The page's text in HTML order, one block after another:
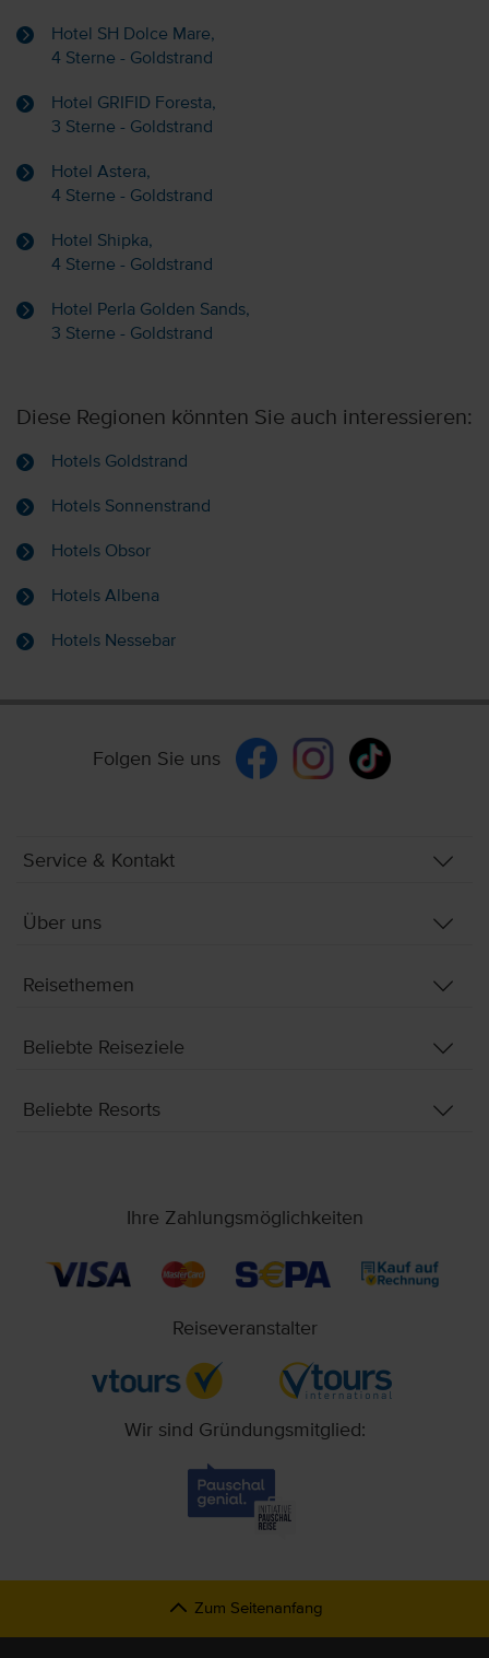
Hotel SH Dolce Mare,
4 Sterne - Goldstrand
Hotel GRIFID Foresta,
3 Sterne - Goldstrand
Hotel Astera,
4 Sterne - Goldstrand
Hotel Shipka,
4 Sterne - Goldstrand
Hotel Perla Golden Sands,
3 Sterne - Goldstrand
Diese Regionen könnten Sie auch interessieren:
Hotels Goldstrand
Hotels Sonnenstrand
Hotels Obsor
Hotels Albena
Hotels Nessebar
Folgen Sie uns
Service & Kontakt
Über uns
Reisethemen
Beliebte Reiseziele
Beliebte Resorts
Ihre Zahlungsmöglichkeiten
Reiseveranstalter
Wir sind Gründungsmitglied:
Zum Seitenanfang